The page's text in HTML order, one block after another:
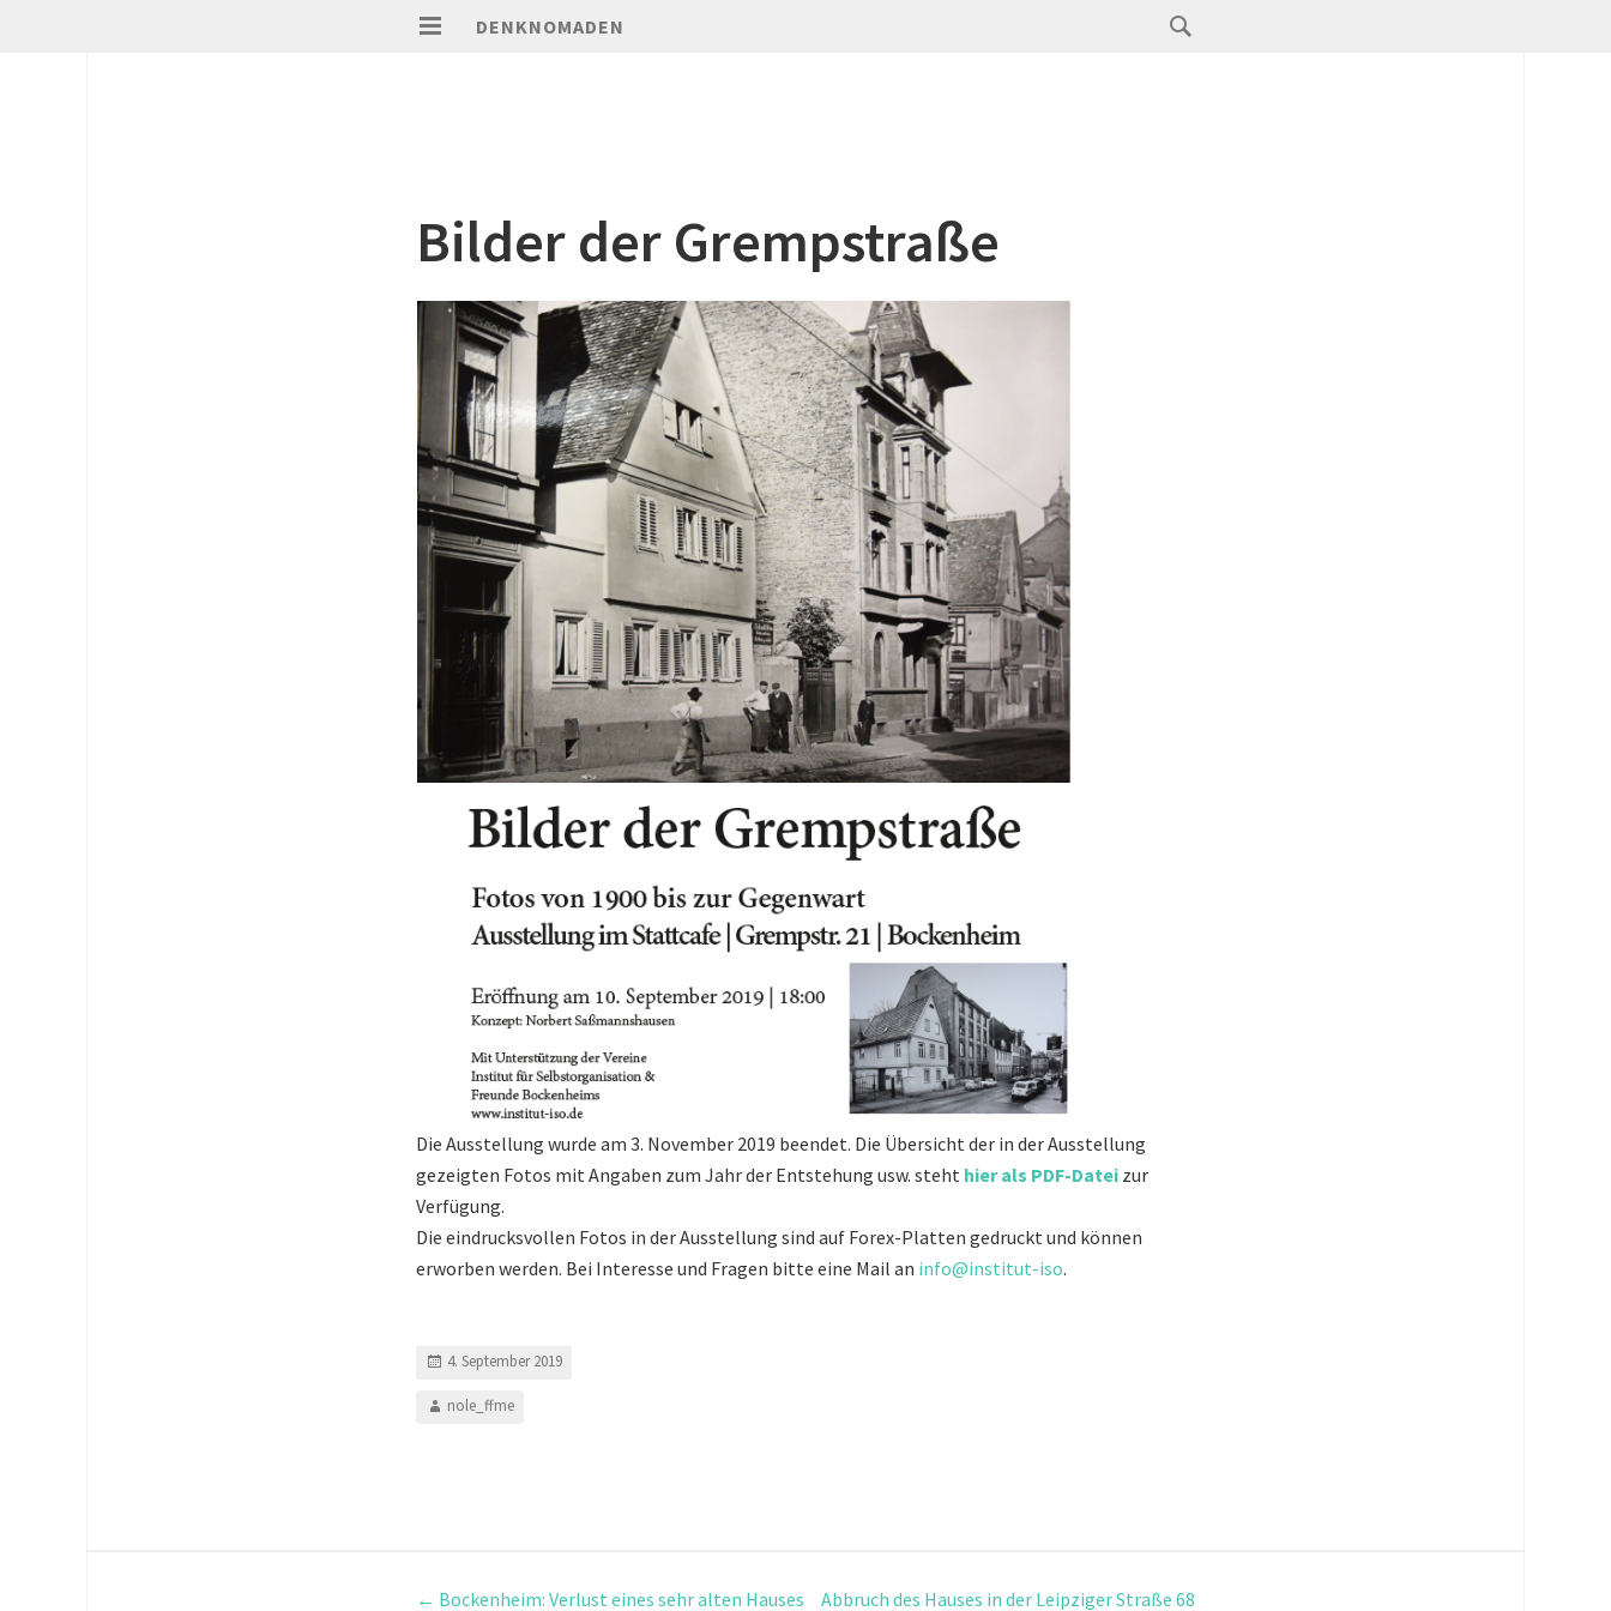
DENKNOMADEN
Bilder der Grempstraße
Die Ausstellung wurde am 3. November 2019 beendet. Die Übersicht der in der Ausstellung
gezeigten Fotos mit Angaben zum Jahr der Entstehung usw. steht hier als PDF-Datei zur
Verfügung.
Die eindrucksvollen Fotos in der Ausstellung sind auf Forex-Platten gedruckt und können
erworben werden. Bei Interesse und Fragen bitte eine Mail an info@institut-iso.
4. September 2019
nole_ffme
← Bockenheim: Verlust eines sehr alten Hauses Abbruch des Hauses in der Leipziger Straße 68